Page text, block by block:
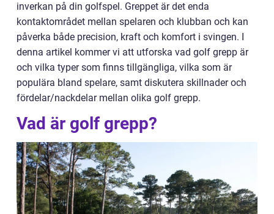
inverkan på din golfspel. Greppet är det enda
kontaktområdet mellan spelaren och klubban och kan
påverka både precision, kraft och komfort i svingen. I
denna artikel kommer vi att utforska vad golf grepp är
och vilka typer som finns tillgängliga, vilka som är
populära bland spelare, samt diskutera skillnader och
fördelar/nackdelar mellan olika golf grepp.
Vad är golf grepp?